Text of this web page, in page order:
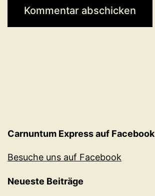
Carnuntum Express auf Facebook
Besuche uns auf Facebook
Neueste Beiträge